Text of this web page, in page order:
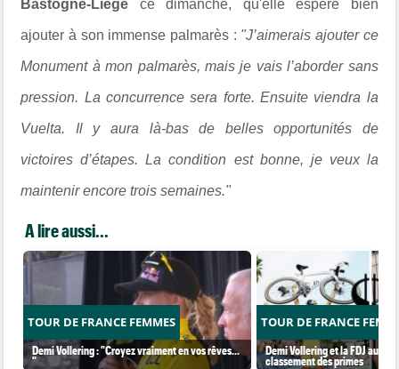
Bastogne-Liège ce dimanche, qu'elle espère bien
ajouter à son immense palmarès : "J’aimerais ajouter ce
Monument à mon palmarès, mais je vais l’aborder sans
pression. La concurrence sera forte. Ensuite viendra la
Vuelta. Il y aura là-bas de belles opportunités de
victoires d’étapes. La condition est bonne, je veux la
maintenir encore trois semaines."
A lire aussi...
TOUR DE FRANCE FEMMES
Demi Vollering : "Croyez vraiment en vos rêves...
"
TOUR DE FRANCE
Demi Vollering et la FDJ au
classement des primes